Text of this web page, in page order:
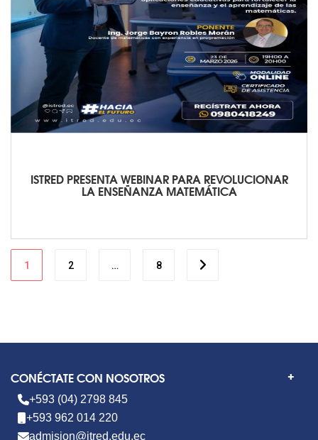
ISTRED PRESENTA WEBINAR PARA REVOLUCIONAR
LA ENSEÑANZA MATEMÁTICA
1 2 … 8
CONÉCTATE CON NOSOTROS
+593 (04) 2798 845
+593 962 014 220
admision@itred.edu.ec